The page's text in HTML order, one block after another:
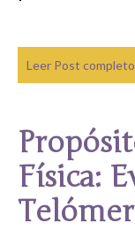
Leer Post
Física: